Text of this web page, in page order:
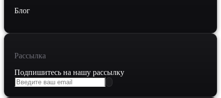
Блог
Рассылка
Подпишитесь на нашу рассылку